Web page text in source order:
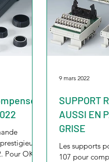
OKW,
SUPPORT
AUSSI EN
GRISE
Les supports
107 pour
9 mars 2022